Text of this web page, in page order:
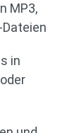
MP3,
Dateien
in